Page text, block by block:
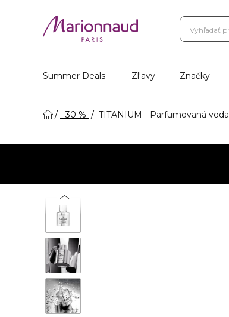
Summer Deals
Zl'avy Značky
- 30 % TITANIUM - Parfumovaná voda